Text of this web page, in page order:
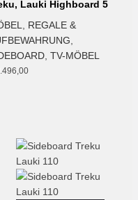
Lauki Highboard 5
REGALE &
, TV-MÖBEL